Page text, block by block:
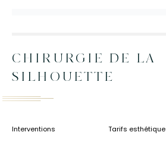
CHIRURGIE DE LA
SILHOUETTE
Interventions Tarifs esthétique